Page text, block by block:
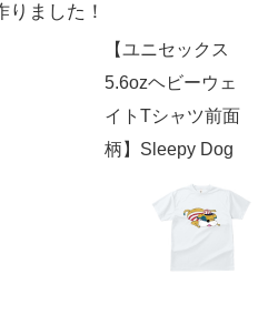
ました！
【ユニセックス
5.6ozヘビーウェ
イトTシャツ前面
柄】Sleepy Dog